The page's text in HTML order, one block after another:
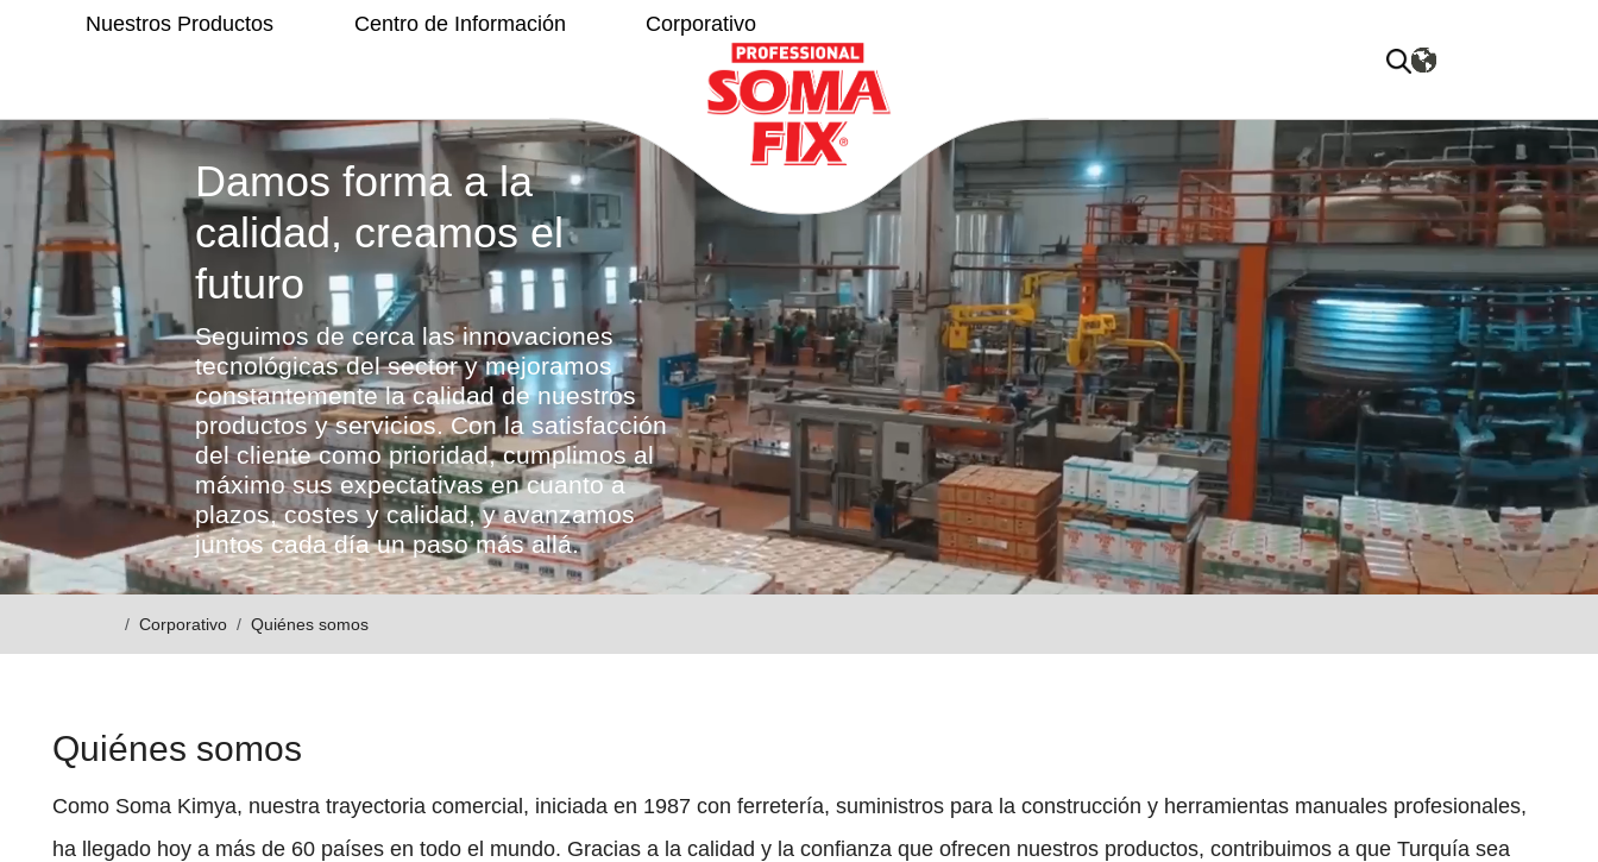
Nuestros Productos Centro de Información Corporativo
Damos forma a la
calidad, creamos el
futuro
Seguimos de cerca las innovaciones
tecnológicas del sector y mejoramos
constantemente la calidad de nuestros
productos y servicios. Con la satisfacción
del cliente como prioridad, cumplimos al
máximo sus expectativas en cuanto a
plazos, costes y calidad, y avanzamos
juntos cada día un paso más allá.
Corporativo Quiénes somos
Quiénes somos
Como Soma Kimya, nuestra trayectoria comercial, iniciada en 1987 con ferretería, suministros para la construcción y herramientas manuales profesionales,
ha llegado hoy a más de 60 países en todo el mundo. Gracias a la calidad y la confianza que ofrecen nuestros productos, contribuimos a que Turquía sea